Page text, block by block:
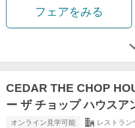
フェアをみる
CEDAR THE CHOP
ー ザ チョップ ハウスア
オンライン見学可能 レストラ